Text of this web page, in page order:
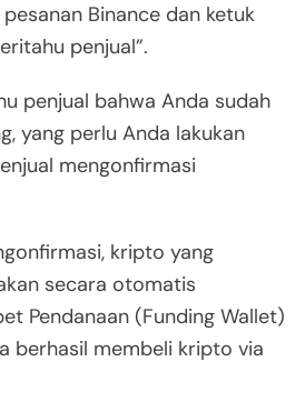
Binance dan ketuk
penjual”.
penjual bahwa Anda sudah
yang perlu Anda lakukan
mengonfirmasi
kripto yang
secara otomatis
Pendanaan (Funding Wallet)
berhasil membeli kripto via